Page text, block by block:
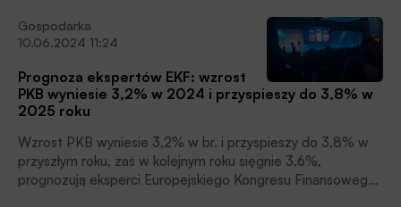
partnerami medialnymi Kongresu.
Gospodarka
10.06.2024 11:24
Prognoza ekspertów EKF: wzrost
PKB wyniesie 3,2% w 2024 i przyspieszy do 3,8% w
2025 roku
Wzrost PKB wyniesie 3,2% w br. i przyspieszy do 3,8% w
przyszłym roku, zaś w kolejnym roku sięgnie 3,6%,
prognozują eksperci Europejskiego Kongresu Finansowego